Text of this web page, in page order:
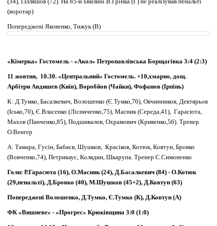
(воротар)
Попереджені Яковенко, Тижук (В)
«Кімерка» Гостомель - «Акол» Петропавлівська Борщагівка 3:4 (2:3)
11 жовтня, 10.30. «Центральний» Гостомель. +10,хмарно, дощ.
Арбітри Авдишев (Київ), Воробйов (Чайки), Фофанов (Ірпінь)
К: Д.Тумко, Басалкевич, Волошенко (Є.Тумко,70), Овчинников, Дектярьов
(Ісько,70), Є.Власенко (Лісниченко,75), Масник (Середа,41), Гарасюта,
Махов (Панченко,85), Подшивалов, Охрамович (Кривенко,56). Тренер
О.Венгер
А: Тамара, Гусін, Бабаєв, Шушков, Красіков, Котюк, Ковтун, Бровко
(Вовченко,74), Петрикаус, Колядин, Шкарупа. Тренер С.Симоненко
Голи: Р.Гарасюта (16), О.Масник (24), Д.Басалкевич (84) - О.Котюк
(29,пенальті), Д.Бровко (40), М.Шушков (45+2), Д.Ковтун (63)
Попереджені Волошенко, Д.Тумко, Є.Тумко (К), Д.Ковтун (А)
ФК «Вишневе» - «Прогрес» Крюківщина 3:0 (1:0)